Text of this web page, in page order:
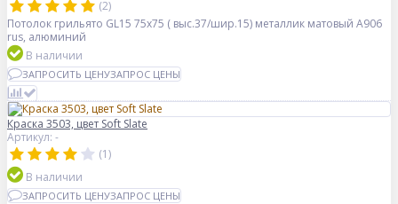
(2)
Потолок грильято GL15 75х75 ( выс.37/шир.15) металлик матовый А906
rus, алюминий
В наличии
ЗАПРОСИТЬ ЦЕНУЗАПРОС ЦЕНЫ
Краска 3503, цвет Soft Slate
Артикул: -
(1)
В наличии
ЗАПРОСИТЬ ЦЕНУЗАПРОС ЦЕНЫ